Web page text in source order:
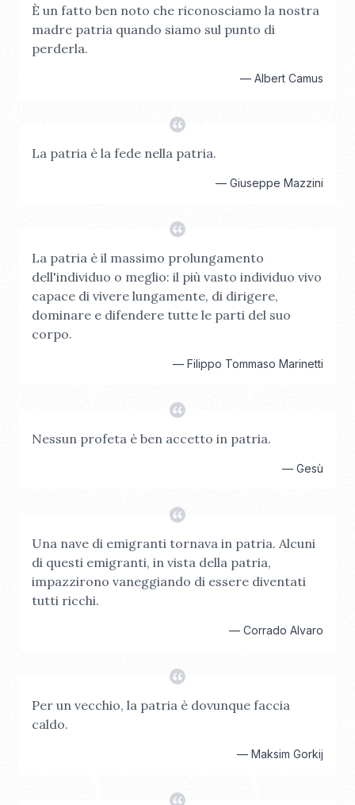
È un fatto ben noto che riconosciamo la nostra
madre patria quando siamo sul punto di
perderla.
— Albert Camus
La patria è la fede nella patria.
— Giuseppe Mazzini
La patria è il massimo prolungamento
dell'individuo o meglio: il più vasto individuo vivo
capace di vivere lungamente, di dirigere,
dominare e difendere tutte le parti del suo
corpo.
— Filippo Tommaso Marinetti
Nessun profeta è ben accetto in patria.
— Gesù
Una nave di emigranti tornava in patria. Alcuni
di questi emigranti, in vista della patria,
impazzirono vaneggiando di essere diventati
tutti ricchi.
— Corrado Alvaro
Per un vecchio, la patria è dovunque faccia
caldo.
— Maksim Gorkij